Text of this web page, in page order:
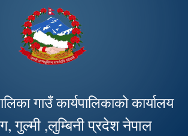
main
content
गाउँ कार्यपालिकाको कार्यालय
गुल्मी ,लुम्बिनी प्रदेश नेपाल